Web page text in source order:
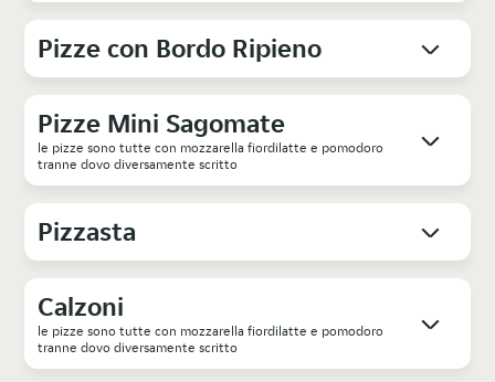
Pizze con Bordo Ripieno
Pizze Mini Sagomate
le pizze sono tutte con mozzarella fiordilatte e pomodoro
tranne dovo diversamente scritto
Pizzasta
Calzoni
le pizze sono tutte con mozzarella fiordilatte e pomodoro
tranne dovo diversamente scritto